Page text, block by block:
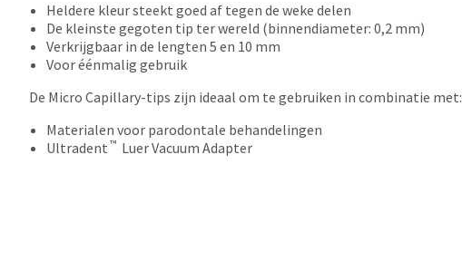
Heldere kleur steekt goed af tegen de weke delen
De kleinste gegoten tip ter wereld (binnendiameter: 0,2 mm)
Verkrijgbaar in de lengten 5 en 10 mm
Voor éénmalig gebruik
De Micro Capillary-tips zijn ideaal om te gebruiken in combinatie met:
Materialen voor parodontale behandelingen
Ultradent ™ Luer Vacuum Adapter